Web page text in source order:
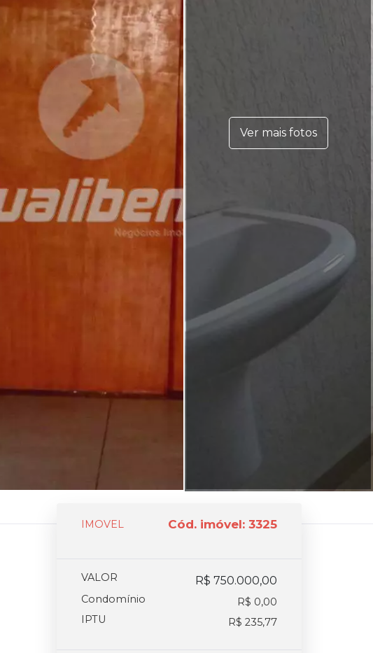
Ver mais fotos
IMOVEL Cód. imóvel: 3325
VALOR R$ 750.000,00
Condomínio
R$ 0,00
IPTU
R$ 235,77